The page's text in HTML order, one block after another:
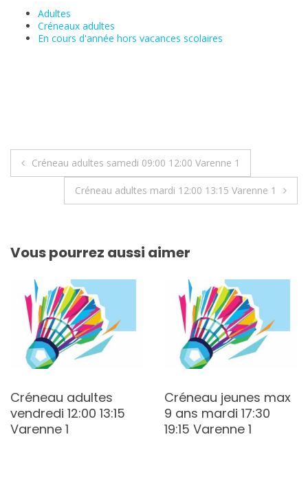
Adultes
Créneaux adultes
En cours d'année hors vacances scolaires
Navigation
Créneau adultes samedi 09:00 12:00 Varenne 1
Créneau adultes mardi 12:00 13:15 Varenne 1
Vous pourrez aussi aimer
Créneau adultes
vendredi 12:00 13:15
Varenne 1
Créneau jeunes max
9 ans mardi 17:30
19:15 Varenne 1